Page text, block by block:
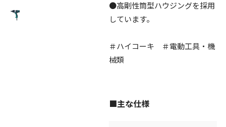
●高剛性筒型ハウジングを採用
しています。
＃ハイコーキ ＃電動工具・機
械類
■主な仕様